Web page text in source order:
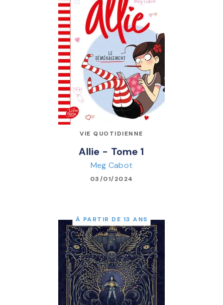
VIE QUOTIDIENNE
Allie - Tome 1
Meg Cabot
03/01/2024
À PARTIR DE 13 ANS